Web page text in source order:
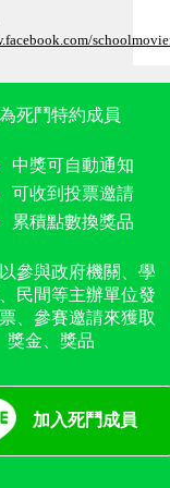
死鬥特約成員
中獎可自動通知
可收到投票邀請
累積點數換獎品
參與政府機關、學
民間等主辦單位發
、參賽邀請來獲取
獎金、獎品
加入死鬥成員